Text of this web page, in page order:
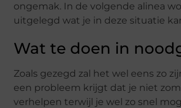
ongemak. In de volgende alinea
uitgelegd wat je in deze situatie
Wat te doen in
Zoals gezegd zal het wel eens zo
een probleem krijgt dat je niet
verhelpen terwijl je wel zo snel